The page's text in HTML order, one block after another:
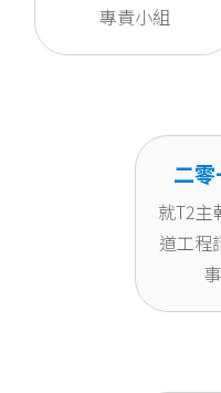
專責小組
二
就T2主
道工程